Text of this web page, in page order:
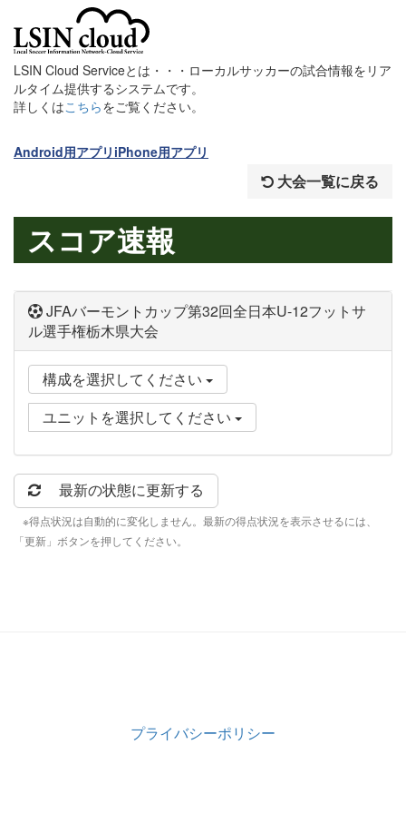
LSIN Cloud Serviceとは・・・ローカルサッカーの試合情報をリア
ルタイム提供するシステムです。
詳しくはこちらをご覧ください。
Android用アプリ iPhone用アプリ
大会一覧に戻る
スコア速報
JFAバーモントカップ第32回全日本U-12フットサ
ル選手権栃木県大会
構成を選択してください
ユニットを選択してください
最新の状態に更新する
※得点状況は自動的に変化しません。最新の得点状況を表示させるには、
「更新」ボタンを押してください。
プライバシーポリシー